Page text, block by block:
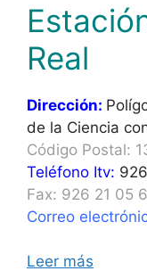
Real
Dirección:
de la Ciencia
Código Postal:
Teléfono Itv:
Fax: 926 21 05
Correo
Leer más